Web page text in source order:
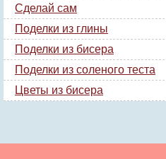
Сделай сам
Поделки из глины
Поделки из бисера
Поделки из соленого теста
Цветы из бисера